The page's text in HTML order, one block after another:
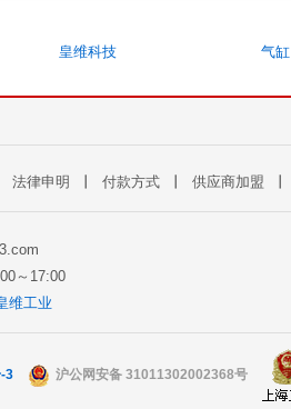
皇维科技 气缸
法律申明 付款方式 供应商加盟
～17:00
维工业
3 沪公网安备 31011302002368号